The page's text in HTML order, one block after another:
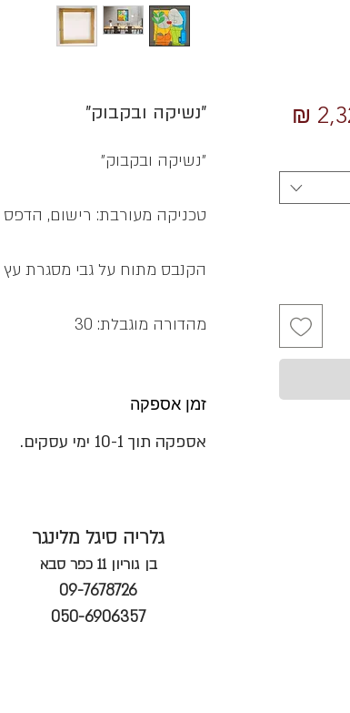
״נשיקה ובקבוק״
״נשיקה ובקבוק״
טכניקה מעורבת: רישום, הדפס
הקנבס מתוח על גבי מסגרת עץ
מהדורה מוגבלת: 30
זמן אספקה
אספקה תוך 10-1 ימי עסקים.
גלריה סיגל מלינגר
בן גוריון 11 כפר סבא
09-7678726
050-6906357